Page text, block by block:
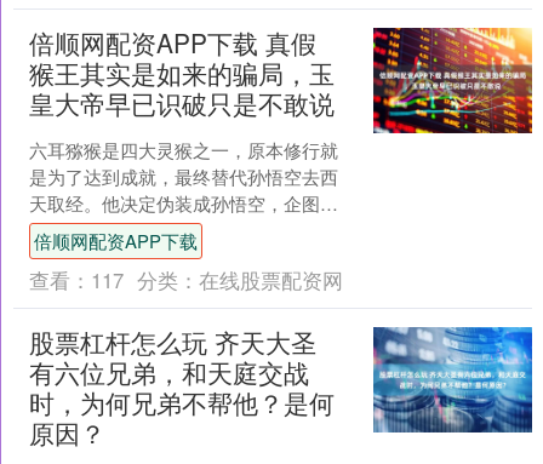
倍顺网配资APP下载 真假
猴王其实是如来的骗局，玉
皇大帝早已识破只是不敢说
六耳猕猴是四大灵猴之一，原本修行就
是为了达到成就，最终替代孙悟空去西
天取经。他决定伪装成孙悟空，企图蒙
混过关。为了让自己看起来像孙悟空，
他不仅模仿了孙悟空的外貌....
倍顺网配资APP下载
查看： 117 分类： 在线股票配资网
股票杠杆怎么玩 齐天大圣
有六位兄弟，和天庭交战
时，为何兄弟不帮他？是何
原因？